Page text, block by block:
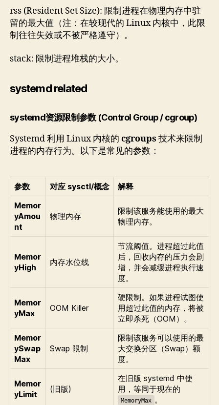
rss (Resident Set Size): 限制进程在物理内存中驻
留的最大值（注：在较现代的 Linux 内核中，此限
制往往失效或不被严格遵守）。
stack: 限制进程堆栈的大小。
systemd related
systemd资源限制参数 (Control Group / cgroup)
Systemd 利用 Linux 内核的 cgroups 技术来限制
进程的内存行为。以下是常见的参数：
参数 对应 sysctl/概念
解释
Memor
yAmou
nt
物理内存
限制该服务能使用的最大
物理内存。
Memor
yHigh
内存水位线
节流阈值。进程超过此值
后，回收内存的压力会剧
增，并会减缓进程执行速
度。
Memor
yMax
OOM Killer
硬限制。如果进程试图使
用超过此值的内存，将被
立即杀死（OOM）。
Memor
ySwap
Max
Swap 限制
限制该服务可以使用的最
大交换分区（Swap）额
度。
Memor
yLimit
(旧版)
在旧版 systemd 中使
用，等同于现在的
MemoryMax 。